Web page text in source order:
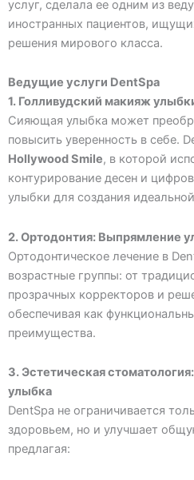
услуг, сделала ее одним из
иностранных пациентов,
решения мирового класса.
Ведущие услуги DentSpa
1. Голливудский макияж
Сияющая улыбка может
повысить уверенность в себе.
Hollywood Smile, в которой
контурирование десен и
улыбки для создания
2. Ортодонтия: Выпрямление
Ортодонтическое лечение в
возрастные группы: от
прозрачных корректоров и
обеспечивая как
преимущества.
3. Эстетическая
улыбка
DentSpa не ограничивается
здоровьем, но и улучшает
предлагая: